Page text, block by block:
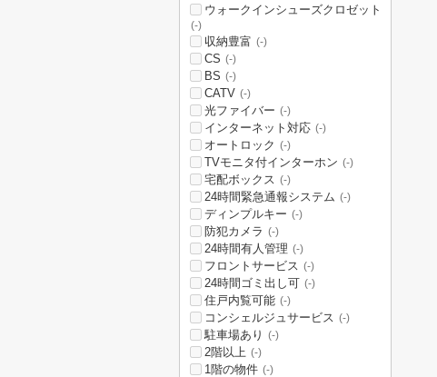
ウォークインシューズクロゼット
(-)
収納豊富 (-)
CS (-)
BS (-)
CATV (-)
光ファイバー (-)
インターネット対応 (-)
オートロック (-)
TVモニタ付インターホン (-)
宅配ボックス (-)
24時間緊急通報システム (-)
ディンプルキー (-)
防犯カメラ (-)
24時間有人管理 (-)
フロントサービス (-)
24時間ゴミ出し可 (-)
住戸内覧可能 (-)
コンシェルジュサービス (-)
駐車場あり (-)
2階以上 (-)
1階の物件 (-)